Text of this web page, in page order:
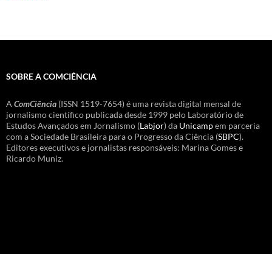
SOBRE A COMCIÊNCIA
A ComCiência (ISSN 1519-7654) é uma revista digital mensal de
jornalismo científico publicada desde 1999 pelo Laboratório de
Estudos Avançados em Jornalismo (Labjor) da Unicampem parceria
com a Sociedade Brasileira para o Progresso da Ciência (SBPC).
Editores executivos e jornalistas responsáveis: Marina Gomes e
Ricardo Muniz.